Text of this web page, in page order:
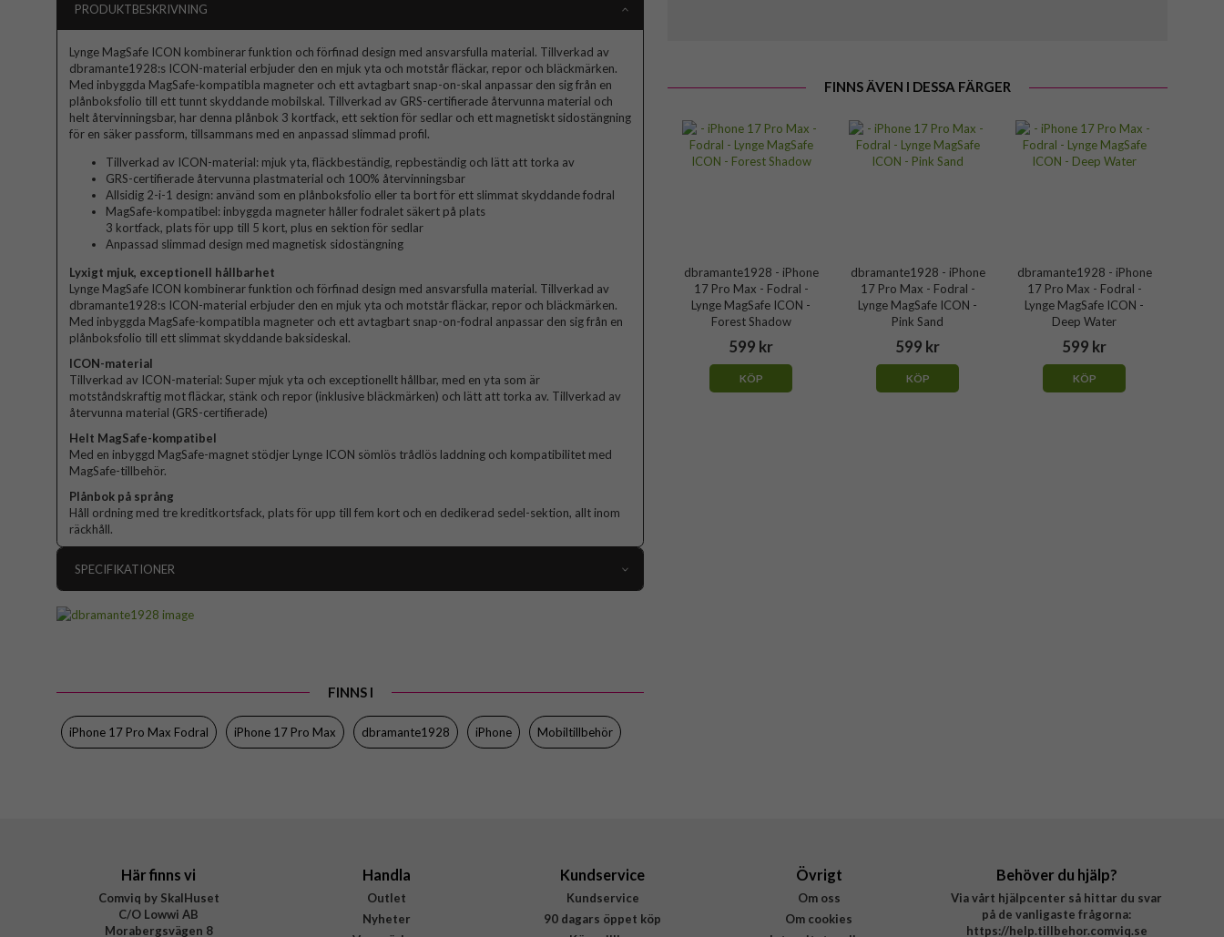
FINNS ÄVEN I DESSA FÄRGER
dbramante1928 - iPhone
17 Pro Max - Fodral -
Lynge MagSafe ICON -
Forest Shadow
599 kr
KÖP
dbramante1928 - iPhone
17 Pro Max - Fodral -
Lynge MagSafe ICON -
Pink Sand
599 kr
KÖP
dbramante1928 - iPhone
17 Pro Max - Fodral -
Lynge MagSafe ICON -
Deep Water
599 kr
KÖP
PRODUKTBESKRIVNING
Lynge MagSafe ICON kombinerar funktion och förfinad design med ansvarsfulla material. Tillverkad av
dbramante1928:s ICON-material erbjuder den en mjuk yta och motstår fläckar, repor och bläckmärken.
Med inbyggda MagSafe-kompatibla magneter och ett avtagbart snap-on-skal anpassar den sig från en
plånboksfolio till ett tunnt skyddande mobilskal. Tillverkad av GRS-certifierade återvunna material och
helt återvinningsbar, har denna plånbok 3 kortfack, ett sektion för sedlar och ett magnetiskt sidostängning
för en säker passform, tillsammans med en anpassad slimmad profil.
Tillverkad av ICON-material: mjuk yta, fläckbeständig, repbeständig och lätt att torka av
GRS-certifierade återvunna plastmaterial och 100% återvinningsbar
Allsidig 2-i-1 design: använd som en plånboksfolio eller ta bort för ett slimmat skyddande fodral
MagSafe-kompatibel: inbyggda magneter håller fodralet säkert på plats
3 kortfack, plats för upp till 5 kort, plus en sektion för sedlar
Anpassad slimmad design med magnetisk sidostängning
Lyxigt mjuk, exceptionell hållbarhet
Lynge MagSafe ICON kombinerar funktion och förfinad design med ansvarsfulla material. Tillverkad av
dbramante1928:s ICON-material erbjuder den en mjuk yta och motstår fläckar, repor och bläckmärken.
Med inbyggda MagSafe-kompatibla magneter och ett avtagbart snap-on-fodral anpassar den sig från en
plånboksfolio till ett slimmat skyddande baksideskal.
ICON-material
Tillverkad av ICON-material: Super mjuk yta och exceptionellt hållbar, med en yta som är
motståndskraftig mot fläckar, stänk och repor (inklusive bläckmärken) och lätt att torka av. Tillverkad av
återvunna material (GRS-certifierade)
Helt MagSafe-kompatibel
Med en inbyggd MagSafe-magnet stödjer Lynge ICON sömlös trådlös laddning och kompatibilitet med
MagSafe-tillbehör.
Plånbok på språng
Håll ordning med tre kreditkortsfack, plats för upp till fem kort och en dedikerad sedel-sektion, allt inom
räckhåll.
SPECIFIKATIONER
Egenskaper
Kortfack, Löstagbart skal, MagSafe-kompatibel
Färg
Svart
Material
Återvunnen plast
FINNS I
iPhone 17 Pro Max Fodral iPhone 17 Pro Max dbramante1928 iPhone Mobiltillbehör
Här finns vi
Comviq by SkalHuset
C/O Lowwi AB
Morabergsvägen 8
Handla
Outlet
Nyheter
Kundservice
Kundservice
90 dagars öppet köp
Övrigt
Om oss
Om cookies
Behöver du hjälp?
Via vårt hjälpcenter så hittar du svar
på de vanligaste frågorna:
https://help.tillbehor.comviq.se